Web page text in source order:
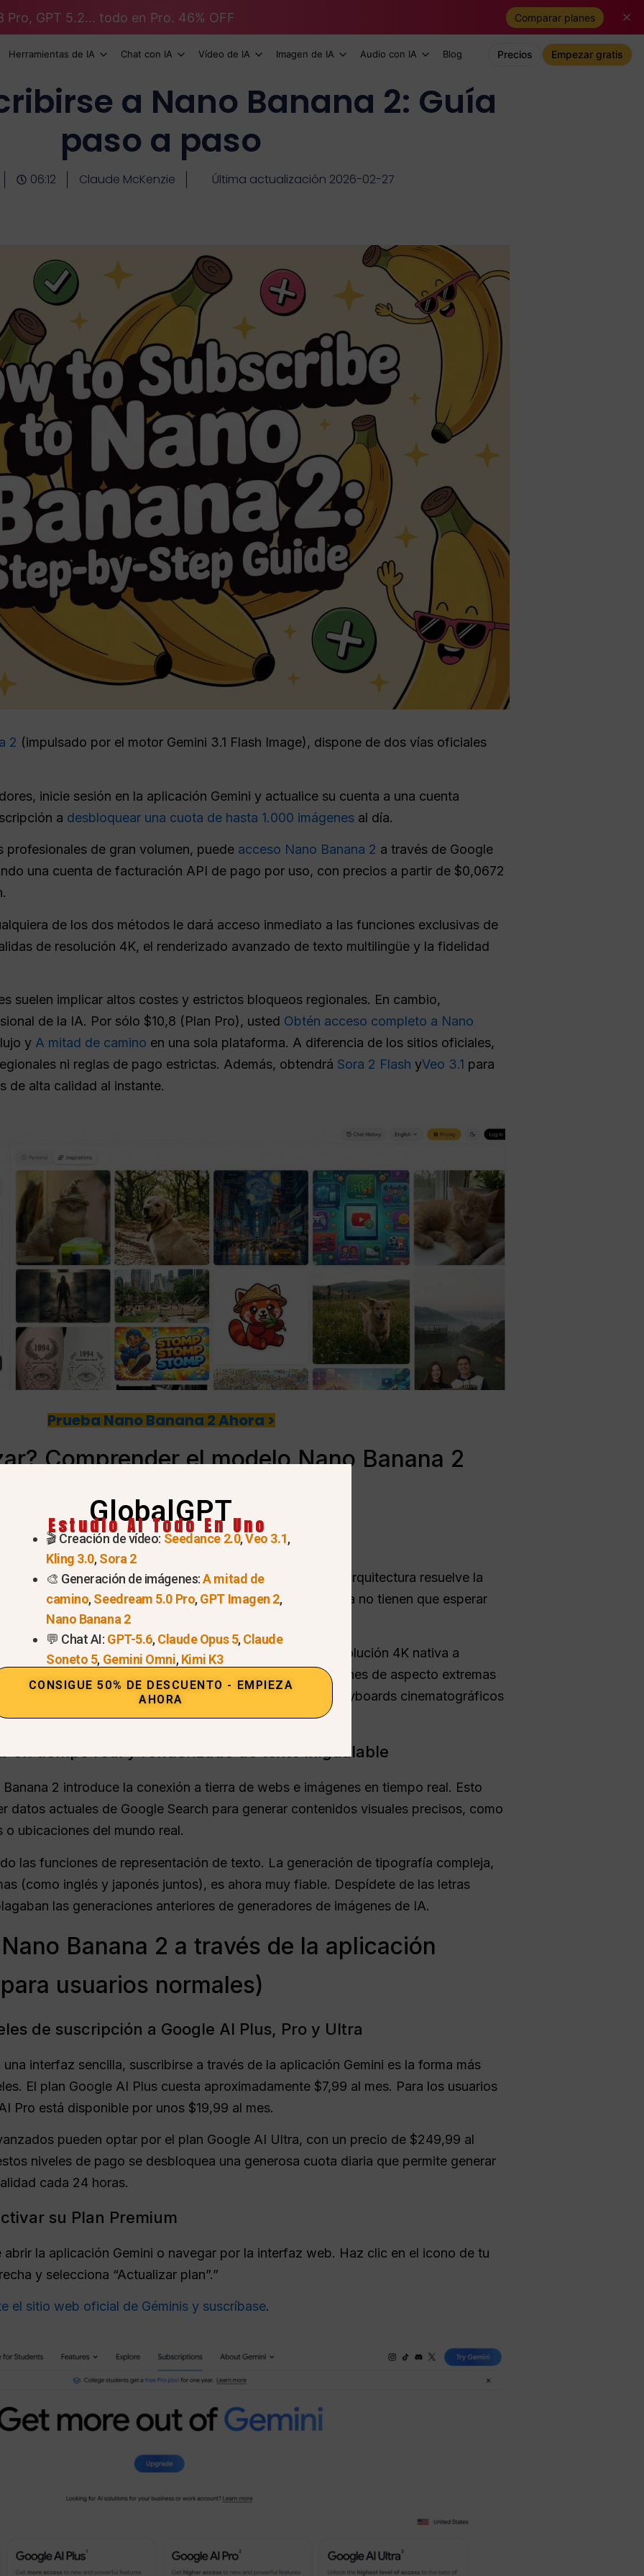
Pro, GPT 5.2... todo en Pro. 46% OFF Comparar planes
Herramientas de IA Chat con IA Vídeo de IA Imagen de IA Audio con IA Blog Precios Empezar gratis
a Nano Banana 2: Guía
paso a paso
06:12 Claude McKenzie Última actualización 2026-02-27
2 (impulsado por el motor Gemini 3.1 Flash Image), dispone de dos vías oficiales
inicie sesión en la aplicación Gemini y actualice su cuenta a una cuenta
a desbloquear una cuota de hasta 1.000 imágenes al día.
profesionales de gran volumen, puede acceso Nano Banana 2 a través de Google
una cuenta de facturación API de pago por uso, con precios a partir de $0,0672
de los dos métodos le dará acceso inmediato a las funciones exclusivas de
de resolución 4K, el renderizado avanzado de texto multilingüe y la fidelidad
suelen implicar altos costes y estrictos bloqueos regionales. En cambio,
de la IA. Por sólo $10,8 (Plan Pro), usted Obtén acceso completo a Nano
y A mitad de camino en una sola plataforma. A diferencia de los sitios oficiales,
ni reglas de pago estrictas. Además, obtendrá Sora 2 Flash yVeo 3.1 para
de alta calidad al instante.
Prueba Nano Banana 2 Ahora >
Comprender el modelo Nano Banana 2
4K y la velocidad en 2026
arquitectura Gemini 3.1 Flash Image de Google. Esta arquitectura resuelve la
de renderizado y calidad de imagen. Los usuarios ya no tienen que esperar
de alta fidelidad.
disponible sugiere que este modelo ofrece salidas de resolución 4K nativa a
más antiguos de menor resolución. Admite relaciones de aspecto extremas
para formatos verticales de medios sociales y storyboards cinematográficos
en tiempo real y renderizado de texto inigualable
2 introduce la conexión a tierra de webs e imágenes en tiempo real. Esto
datos actuales de Google Search para generar contenidos visuales precisos, como
ubicaciones del mundo real.
las funciones de representación de texto. La generación de tipografía compleja,
(como inglés y japonés juntos), es ahora muy fiable. Despídete de las letras
las generaciones anteriores de generadores de imágenes de IA.
Banana 2 a través de la aplicación
usuarios normales)
de suscripción a Google AI Plus, Pro y Ultra
interfaz sencilla, suscribirse a través de la aplicación Gemini es la forma más
El plan Google AI Plus cuesta aproximadamente $7,99 al mes. Para los usuarios
Pro está disponible por unos $19,99 al mes.
pueden optar por el plan Google AI Ultra, con un precio de $249,99 al
niveles de pago se desbloquea una generosa cuota diaria que permite generar
cada 24 horas.
su Plan Premium
abrir la aplicación Gemini o navegar por la interfaz web. Haz clic en el icono de tu
y selecciona “Actualizar plan”.”
el sitio web oficial de Géminis y suscríbase.
GlobalGPT
Estudio AI Todo En Uno
🎬 Creación de vídeo: Seedance 2.0,Veo 3.1,
Kling 3.0,Sora 2
🎨 Generación de imágenes:A mitad de
camino,Seedream 5.0 Pro,GPT Imagen 2,
Nano Banana 2
💬 Chat AI: GPT-5.6,Claude Opus 5,Claude
Soneto 5, Gemini Omni,Kimi K3
CONSIGUE 50% DE DESCUENTO - EMPIEZA
AHORA